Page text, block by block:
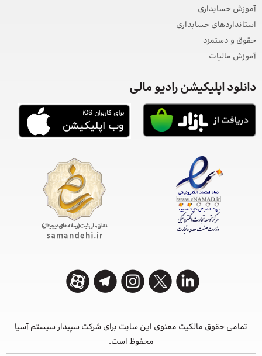
آموزش حسابداری
استانداردهای حسابداری
حقوق و دستمزد
آموزش مالیات
دانلود اپلیکیشن رادیو مالی
تمامی حقوق مالکیت معنوی این ‌سایت برای شرکت سپیدار سیستم آسیا
محفوظ است.